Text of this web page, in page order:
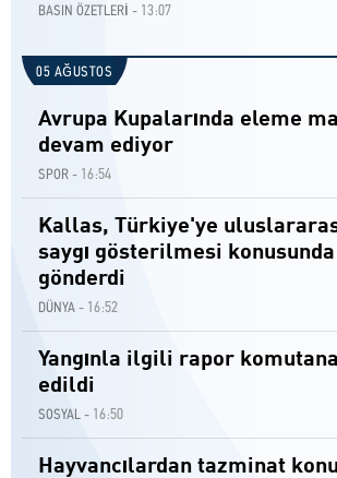
BASIN ÖZETLERİ - 13:07
05 AĞUSTOS
Avrupa Kupalarında eleme
devam ediyor
SPOR - 16:54
Kallas, Türkiye'ye
saygı gösterilmesi
gönderdi
DÜNYA - 16:52
Yangınla ilgili rapor
edildi
SOSYAL - 16:50
Hayvancılardan tazminat